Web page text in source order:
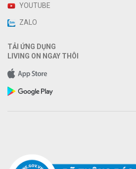
YOUTUBE
ZALO
TẢI ỨNG DỤNG
LIVING ON NGAY THÔI